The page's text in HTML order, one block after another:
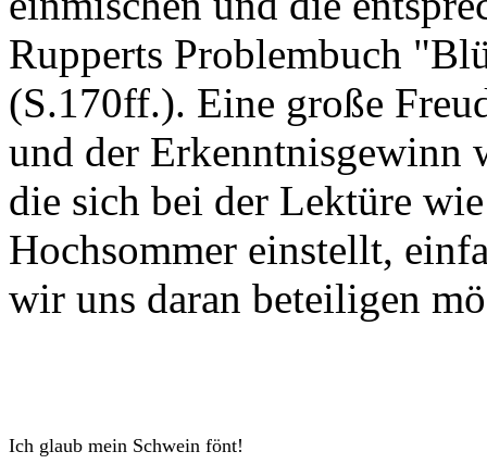
Rupperts Problembuch
(S.170ff.). Eine große
und der Erkenntnisgewinn
die sich bei der Lektüre
Hochsommer einstellt,
wir uns daran beteiligen
Ich glaub mein Schwein fönt!